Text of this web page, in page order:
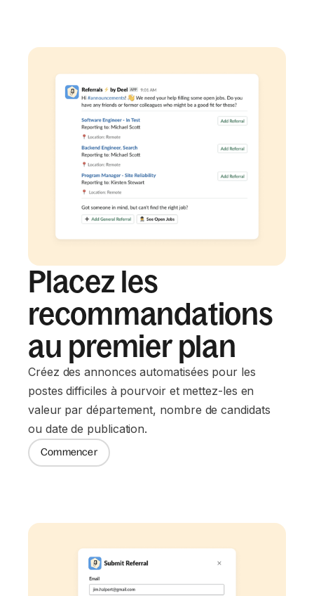
Placez les
recommandations
au premier plan
Créez des annonces automatisées pour les
postes difficiles à pourvoir et mettez-les en
valeur par département, nombre de candidats
ou date de publication.
Commencer